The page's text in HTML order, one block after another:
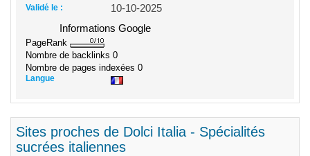
Validé le :
10-10-2025
Informations Google
PageRank
Nombre de backlinks 0
Nombre de pages indexées 0
Langue
Sites proches de Dolci Italia - Spécialités
sucrées italiennes